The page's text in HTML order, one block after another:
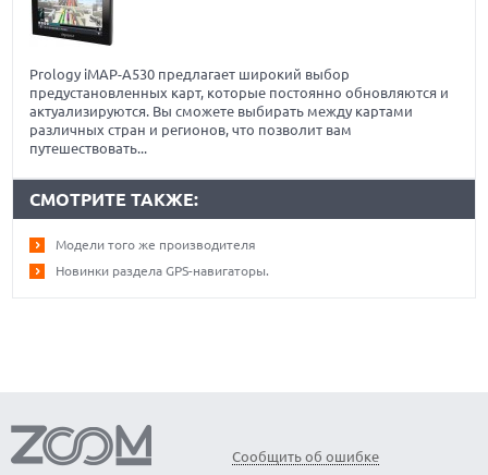
Prology iMAP-A530 предлагает широкий выбор
предустановленных карт, которые постоянно обновляются и
актуализируются. Вы сможете выбирать между картами
различных стран и регионов, что позволит вам
путешествовать...
СМОТРИТЕ ТАКЖЕ:
Модели того же производителя
Новинки раздела GPS-навигаторы.
Сообщить об ошибке